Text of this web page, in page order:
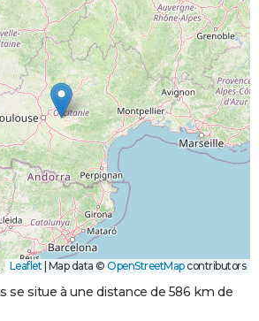
Leaflet Map data © OpenStreetMapcontributors
se situe à une distance de 586 km de